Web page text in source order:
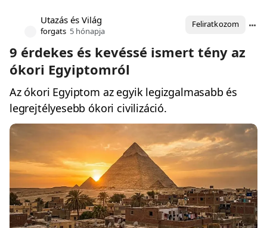
Utazás és Világ
forgats 5 hónapja
Feliratkozom
9 érdekes és kevéssé ismert tény az
ókori Egyiptomról
Az ókori Egyiptom az egyik legizgalmasabb és
legrejtélyesebb ókori civilizáció.